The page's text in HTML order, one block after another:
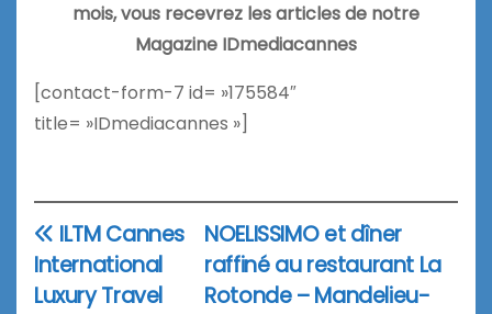
mois, vous recevrez les articles de notre
Magazine IDmediacannes
[contact-form-7 id= »175584″
title= »IDmediacannes »]
Navigation
de
NOELISSIMO et dîner
raffiné au restaurant La
Rotonde – Mandelieu-
ILTM Cannes
International
Luxury Travel